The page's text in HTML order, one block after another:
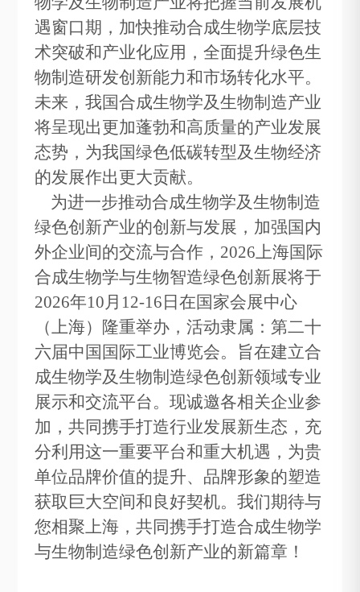
遇窗口期，加快推动合成生物学底层技
术突破和产业化应用，全面提升绿色生
物制造研发创新能力和市场转化水平。
未来，我国合成生物学及生物制造产业
将呈现出更加蓬勃和高质量的产业发展
态势，为我国绿色低碳转型及生物经济
的发展作出更大贡献。
为进一步推动合成生物学及生物制造
绿色创新产业的创新与发展，加强国内
外企业间的交流与合作，2026上海国际
合成生物学与生物智造绿色创新展将于
2026年10月12-16日在国家会展中心
（上海）隆重举办，活动隶属：第二十
六届中国国际工业博览会。旨在建立合
成生物学及生物制造绿色创新领域专业
展示和交流平台。现诚邀各相关企业参
加，共同携手打造行业发展新生态，充
分利用这一重要平台和重大机遇，为贵
单位品牌价值的提升、品牌形象的塑造
获取巨大空间和良好契机。我们期待与
您相聚上海，共同携手打造合成生物学
与生物制造绿色创新产业的新篇章！